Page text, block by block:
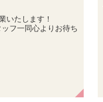
意下さい！